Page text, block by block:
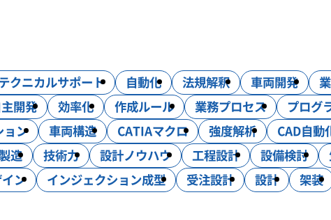
・試験・評価 生産技術 設計効率化支援 電気・電子・
クニカルサポート 自動化 法規解釈 車両開発
開発 効率化 作成ルール 業務プロセス プログ
ョン 車両構造 CATIAマクロ 強度解析 CAD自動
造 技術力 設計ノウハウ 工程設計 設備検討
ン インジェクション成型 受注設計 設計 架装